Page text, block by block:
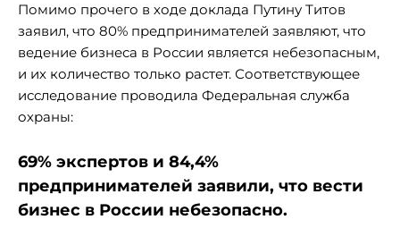
Помимо прочего в ходе доклада Путину Титов
заявил, что 80% предпринимателей заявляют, что
ведение бизнеса в России является небезопасным,
и их количество только растет. Соответствующее
исследование проводила Федеральная служба
охраны:
69% экспертов и 84,4%
предпринимателей заявили, что вести
бизнес в России небезопасно.